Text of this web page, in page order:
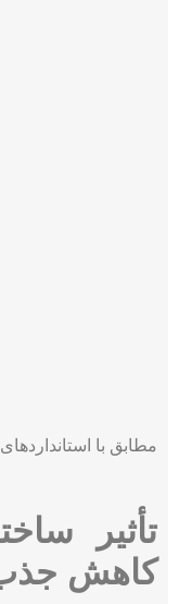
تأثیر
کاهش